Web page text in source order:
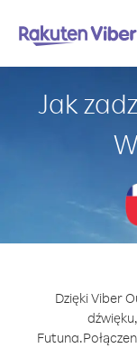
Jak
Dzięki Viber
Futuna.